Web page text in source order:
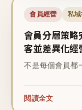
會員經營 私
會員分層策
客並差異化
不是每個會員都
閱讀全文